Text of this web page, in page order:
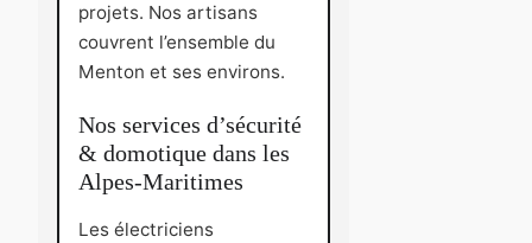
projets. Nos artisans
couvrent l’ensemble du
Menton et ses environs.
Nos services d’sécurité
& domotique dans les
Alpes-Maritimes
Les électriciens